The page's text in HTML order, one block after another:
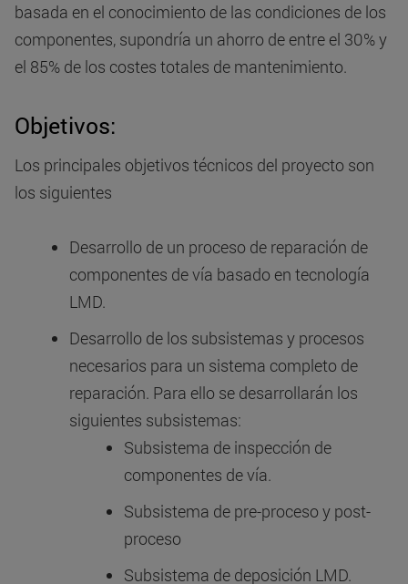
basada en el conocimiento de las condiciones de los
componentes, supondría un ahorro de entre el 30% y
el 85% de los costes totales de mantenimiento.
Objetivos:
Los principales objetivos técnicos del proyecto son
los siguientes
Desarrollo de un proceso de reparación de
componentes de vía basado en tecnología
LMD.
Desarrollo de los subsistemas y procesos
necesarios para un sistema completo de
reparación. Para ello se desarrollarán los
siguientes subsistemas:
Subsistema de inspección de
componentes de vía.
Subsistema de pre-proceso y post-
proceso
Subsistema de deposición LMD.